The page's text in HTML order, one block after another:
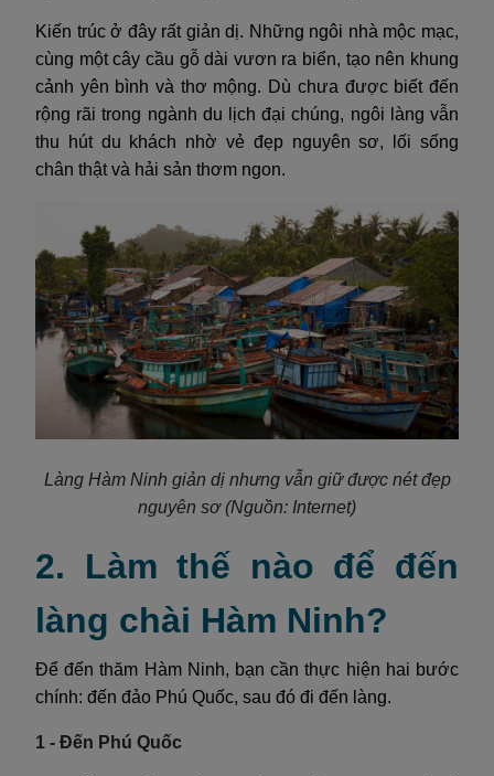
Kiến trúc ở đây rất giản dị. Những ngôi nhà mộc mạc,
cùng một cây cầu gỗ dài vươn ra biển, tạo nên khung
cảnh yên bình và thơ mộng. Dù chưa được biết đến
rộng rãi trong ngành du lịch đại chúng, ngôi làng vẫn
thu hút du khách nhờ vẻ đẹp nguyên sơ, lối sống
chân thật và hải sản thơm ngon.
Làng Hàm Ninh giản dị nhưng vẫn giữ được nét đẹp
nguyên sơ (Nguồn: Internet)
2. Làm thế nào để đến
làng chài Hàm Ninh?
Để đến thăm Hàm Ninh, bạn cần thực hiện hai bước
chính: đến đảo Phú Quốc, sau đó đi đến làng.
1 - Đến Phú Quốc